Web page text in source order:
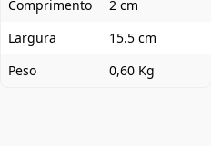
Comprimento
2 cm
Largura
15.5 cm
Peso
0,60 Kg